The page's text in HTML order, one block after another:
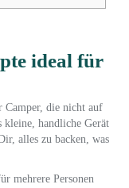
ideal für
Camper, die nicht auf
kleine, handliche Gerät
alles zu backen, was
mehrere Personen